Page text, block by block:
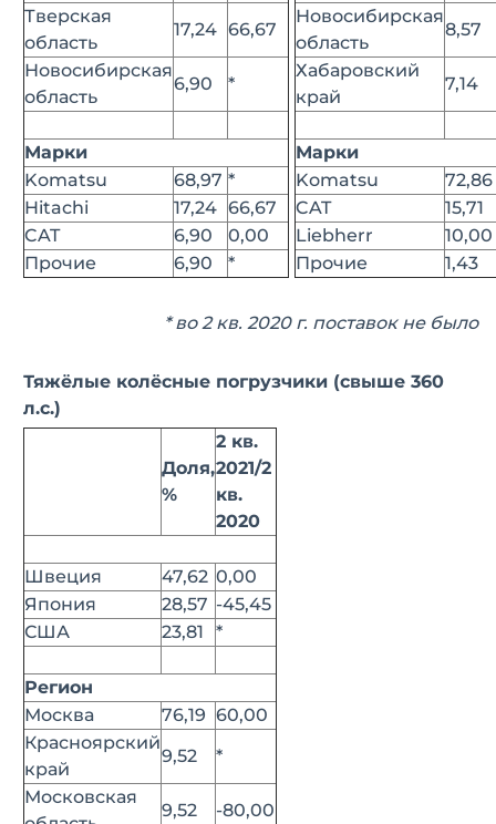
Тверская
область
17,24 66,67
Новосибирская
область
6,90 *
Марки
Komatsu
68,97 *
Hitachi
17,24 66,67
CAT
6,90
0,00
Прочие
6,90 *
Новосибирская
область
8,57
Хабаровский
край
7,14
Марки
Komatsu
72,86
CAT
15,71
Liebherr
10,00
Прочие
1,43
* во 2 кв. 2020 г. поставок не было
Тяжёлые колёсные погрузчики (свыше 360
л.с.)
Доля,
%
2 кв.
2021/2
кв.
2020
Швеция 47,62 0,00
Япония
28,57 -45,45
США
23,81 *
Регион
Москва
76,19 60,00
Красноярский
край
9,52
*
Московская
9,52 -80,00